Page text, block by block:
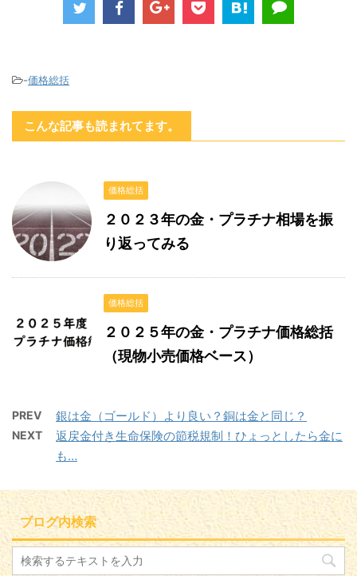
-価格総括
こんな記事も読まれてます。
価格総括
２０２３年の金・プラチナ相場を振
り返ってみる
価格総括
２０２５年の金・プラチナ価格総括
（現物小売価格ベース）
PREV 銀は金（ゴールド）より良い？銅は金と同じ？
NEXT
返戻金付き生命保険の節税規制！ひょっとしたら金に
も…
ブログ内検索